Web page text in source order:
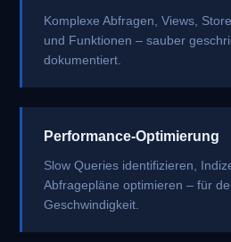
Komplexe Abfragen, Views,
und Funktionen – sauber
dokumentiert.
Performance-Optimierung
Slow Queries identifizieren,
Abfragepläne optimieren – für
Geschwindigkeit.